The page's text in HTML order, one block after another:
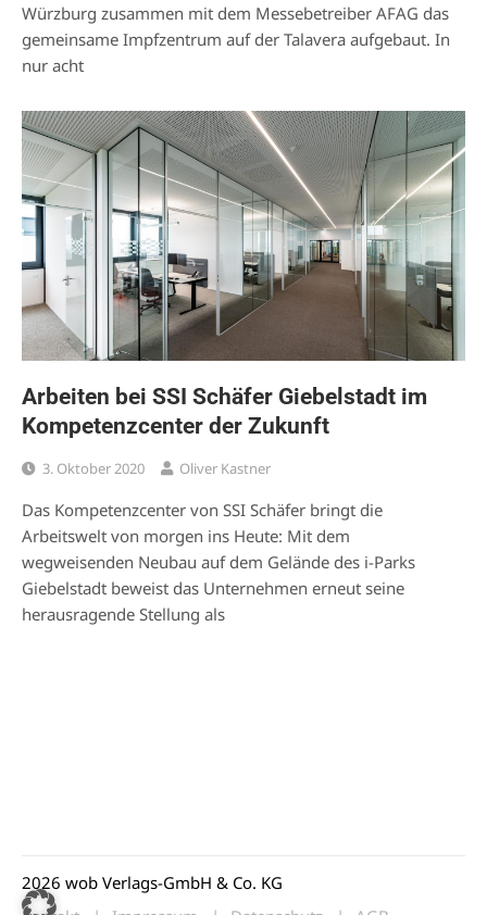
Würzburg zusammen mit dem Messebetreiber AFAG das
gemeinsame Impfzentrum auf der Talavera aufgebaut. In
nur acht
Arbeiten bei SSI Schäfer Giebelstadt im
Kompetenzcenter der Zukunft
3. Oktober 2020 Oliver Kastner
Das Kompetenzcenter von SSI Schäfer bringt die
Arbeitswelt von morgen ins Heute: Mit dem
wegweisenden Neubau auf dem Gelände des i-Parks
Giebelstadt beweist das Unternehmen erneut seine
herausragende Stellung als
2026 wob Verlags-GmbH & Co. KG